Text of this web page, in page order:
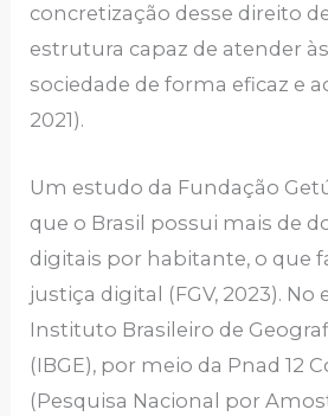
concretização desse direito
estrutura capaz de atender
sociedade de forma eficaz e
2021).
Um estudo da Fundação
que o Brasil possui mais de
digitais por habitante, o que
justiça digital (FGV, 2023). No
Instituto Brasileiro de
(IBGE), por meio da Pnad 12
(Pesquisa Nacional por